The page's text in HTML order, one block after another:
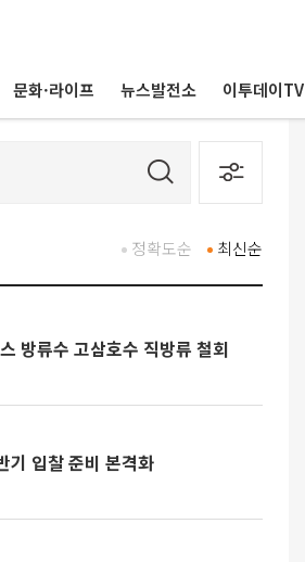
문화·라이프 뉴스발전소 이투데이TV
최신순
정확도순
방류수 고삼호수 직방류 철회
입찰 준비 본격화